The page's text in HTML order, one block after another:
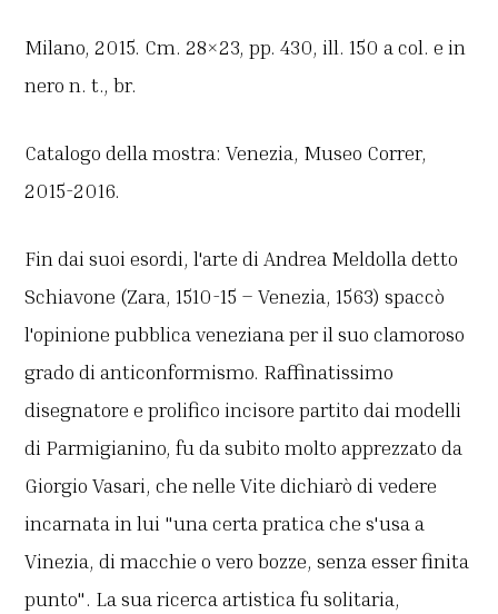
Milano, 2015. Cm. 28×23, pp. 430, ill. 150 a col. e in
nero n. t., br.
Catalogo della mostra: Venezia, Museo Correr,
2015-2016.
Fin dai suoi esordi, l'arte di Andrea Meldolla detto
Schiavone (Zara, 1510-15 – Venezia, 1563) spaccò
l'opinione pubblica veneziana per il suo clamoroso
grado di anticonformismo. Raffinatissimo
disegnatore e prolifico incisore partito dai modelli
di Parmigianino, fu da subito molto apprezzato da
Giorgio Vasari, che nelle Vite dichiarò di vedere
incarnata in lui "una certa pratica che s'usa a
Vinezia, di macchie o vero bozze, senza esser finita
punto". La sua ricerca artistica fu solitaria,